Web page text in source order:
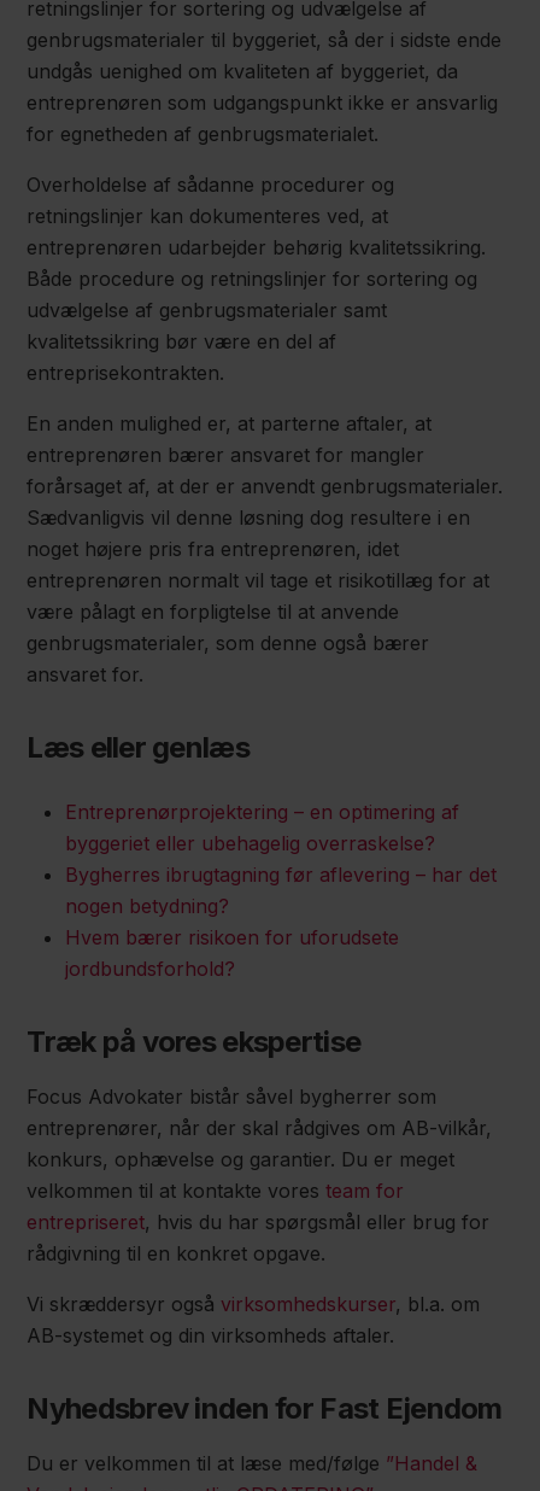
retningslinjer for sortering og udvælgelse af
genbrugsmaterialer til byggeriet, så der i sidste ende
undgås uenighed om kvaliteten af byggeriet, da
entreprenøren som udgangspunkt ikke er ansvarlig
for egnetheden af genbrugsmaterialet.
Overholdelse af sådanne procedurer og
retningslinjer kan dokumenteres ved, at
entreprenøren udarbejder behørig kvalitetssikring.
Både procedure og retningslinjer for sortering og
udvælgelse af genbrugsmaterialer samt
kvalitetssikring bør være en del af
entreprisekontrakten.
En anden mulighed er, at parterne aftaler, at
entreprenøren bærer ansvaret for mangler
forårsaget af, at der er anvendt genbrugsmaterialer.
Sædvanligvis vil denne løsning dog resultere i en
noget højere pris fra entreprenøren, idet
entreprenøren normalt vil tage et risikotillæg for at
være pålagt en forpligtelse til at anvende
genbrugsmaterialer, som denne også bærer
ansvaret for.
Læs eller genlæs
Entreprenørprojektering – en optimering af
byggeriet eller ubehagelig overraskelse?
Bygherres ibrugtagning før aflevering – har det
nogen betydning?
Hvem bærer risikoen for uforudsete
jordbundsforhold?
Træk på vores ekspertise
Focus Advokater bistår såvel bygherrer som
entreprenører, når der skal rådgives om AB-vilkår,
konkurs, ophævelse og garantier. Du er meget
velkommen til at kontakte voresteam for
entrepriseret, hvis du har spørgsmål eller brug for
rådgivning til en konkret opgave.
Vi skræddersyr ogsåvirksomhedskurser, bl.a. om
AB-systemet og din virksomheds aftaler.
Nyhedsbrev inden for Fast Ejendom
Du er velkommen til at læse med/følge ”Handel &